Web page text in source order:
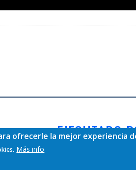
EJECUTADO
ofrecerle la mejor experiencia
Más info